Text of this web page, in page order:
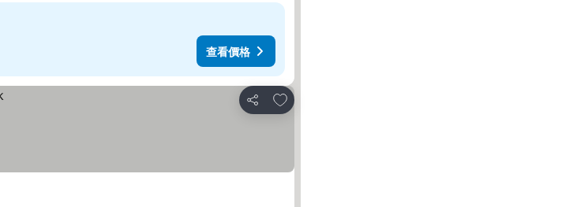
查看價格
分享
放到收藏夾